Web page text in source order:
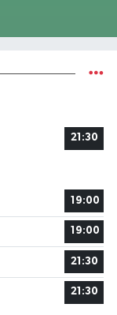
21:30
19:00
19:00
21:30
21:30